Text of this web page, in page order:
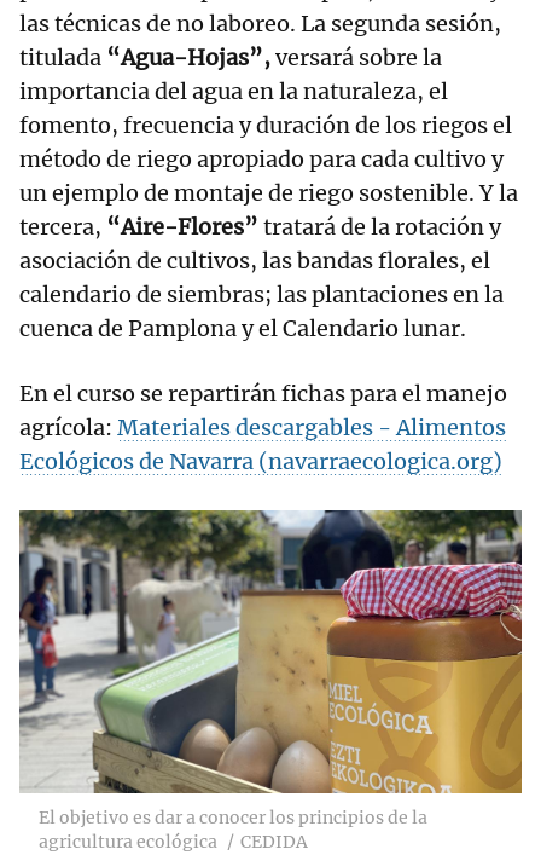
las técnicas de no laboreo. La segunda sesión,
titulada “Agua-Hojas”,versará sobre la
importancia del agua en la naturaleza, el
fomento, frecuencia y duración de los riegos el
método de riego apropiado para cada cultivo y
un ejemplo de montaje de riego sostenible. Y la
tercera, “Aire-Flores” tratará de la rotación y
asociación de cultivos, las bandas florales, el
calendario de siembras; las plantaciones en la
cuenca de Pamplona y el Calendario lunar.
En el curso se repartirán fichas para el manejo
agrícola: Materiales descargables - Alimentos
Ecológicos de Navarra (navarraecologica.org)
El objetivo es dar a conocer los principios de la
agricultura ecológica
CEDIDA